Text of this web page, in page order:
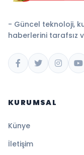
- Güncel teknoloji,
haberlerini tarafsız
KURUMSAL
Künye
İletişim